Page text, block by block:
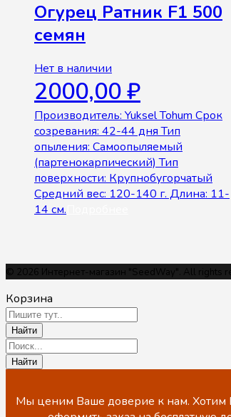
Огурец Ратник F1 500
семян
Нет в наличии
2000,00₽
Производитель: Yuksel Tohum Срок
созревания: 42-44 дня Тип
опыления: Самоопыляемый
(партенокарпический) Тип
поверхности: Крупнобугорчатый
Средний вес: 120-140 г. Длина: 11-
14 см.
© 2026 Интернет-магазин "SeedWay". All rights
Корзина
Мы ценим Ваше доверие к нам. Хотим